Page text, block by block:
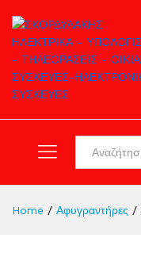
Home / Αφυγραντήρες /